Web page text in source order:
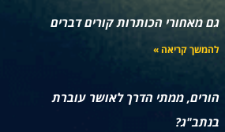
גם מאחורי הכותרות קורים דברים
להמשך קריאה »
הורים, ממתי הדרך לאושר עוברת
בנתב"ג?